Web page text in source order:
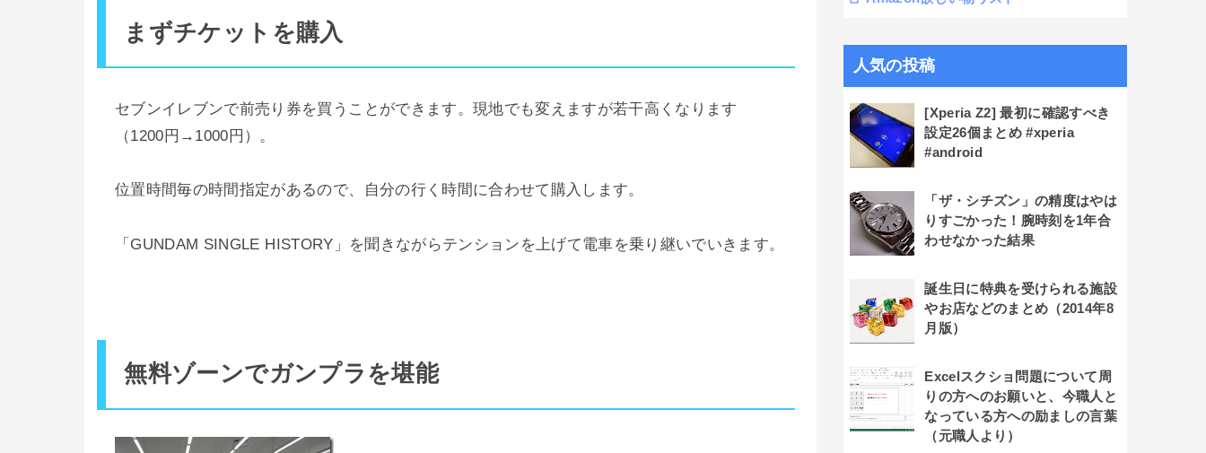
まずチケットを購入
セブンイレブンで前売り券を買うことができます。現地でも変えますが若干高くなります
（1200円→1000円）。
位置時間毎の時間指定があるので、自分の行く時間に合わせて購入します。
「GUNDAM SINGLE HISTORY」を聞きながらテンションを上げて電車を乗り継いでいきます。
無料ゾーンでガンプラを堪能
人気の投稿
[Xperia Z2] 最初に確認すべき
設定26個まとめ #xperia
#android
「ザ・シチズン」の精度はやは
りすごかった！腕時刻を1年合
わせなかった結果
誕生日に特典を受けられる施設
やお店などのまとめ（2014年8
月版）
Excelスクショ問題について周
りの方へのお願いと、今職人と
なっている方への励ましの言葉
（元職人より）